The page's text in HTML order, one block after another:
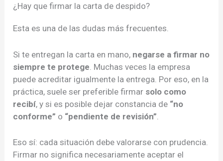
¿Hay que firmar la carta de despido?
Esta es una de las dudas más frecuentes.
Si te entregan la carta en mano, negarse a firmar no
siempre te protege . Muchas veces la empresa
puede acreditar igualmente la entrega. Por eso, en la
práctica, suele ser preferible firmar solo como
recibí, y si es posible dejar constancia de “no
conforme” o “pendiente de revisión”
Eso sí: cada situación debe valorarse con prudencia.
Firmar no significa necesariamente aceptar el